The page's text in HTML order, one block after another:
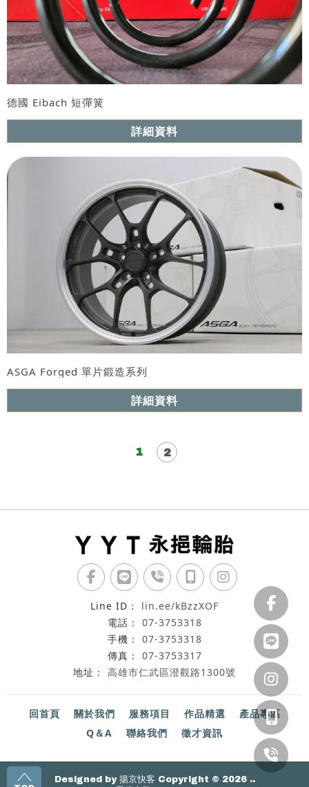
德國 Eibach 短彈簧
詳細資料
ASGA Forged 單片鍛造系列
詳細資料
1 2
lin.ee/kBzzXOF
07-3753318
07-3753318
07-3753317
高雄市仁武區澄觀路1300號
回首頁 關於我們 服務項目 作品精選
產品專區
Q＆A
聯絡我們 徵才資訊
Designed by 揚京快客 Copyright © 2026 ..